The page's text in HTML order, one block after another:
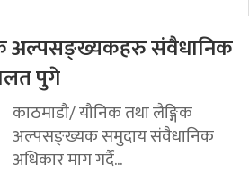
अल्पसङ्ख्यकहरु संवैधानिक
पुगे
काठमाडौ/ यौनिक तथा लैङ्गिक
अल्पसङ्ख्यक समुदाय संवैधानिक
अधिकार माग गर्दै...